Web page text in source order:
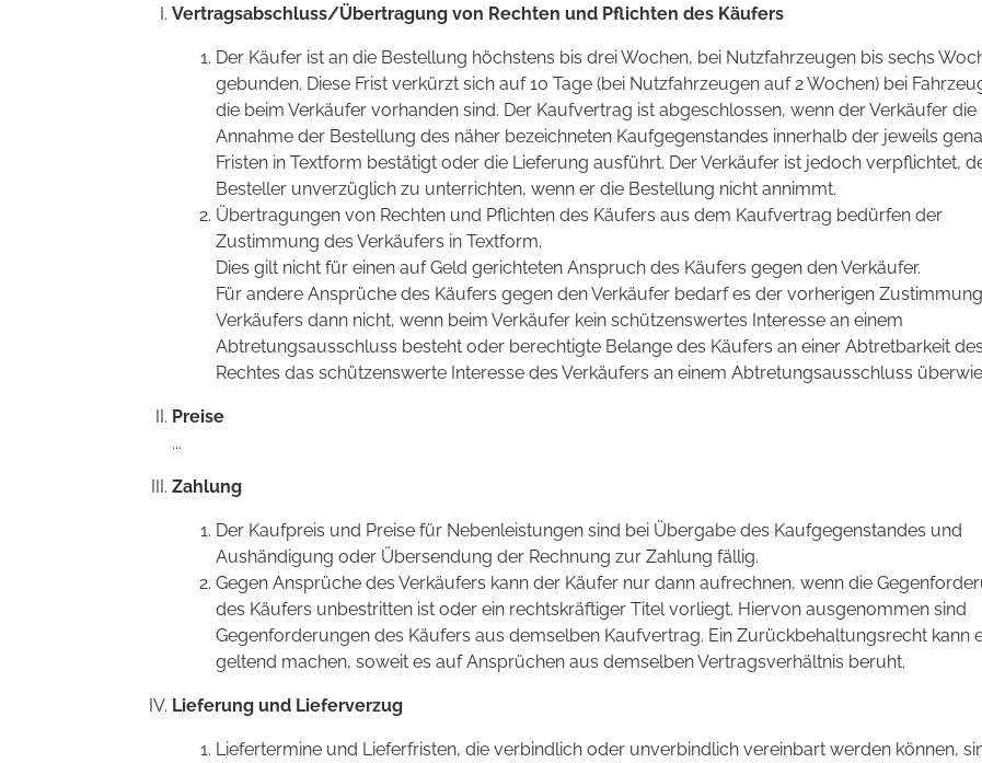
Vertragsabschluss/Übertragung von Rechten und Pflichten des Käufers
Der Käufer ist an die Bestellung höchstens bis drei Wochen, bei Nutzfahrzeugen bis sechs
gebunden. Diese Frist verkürzt sich auf 10 Tage (bei Nutzfahrzeugen auf 2 Wochen) bei
die beim Verkäufer vorhanden sind. Der Kaufvertrag ist abgeschlossen, wenn der Verkäufer die
Annahme der Bestellung des näher bezeichneten Kaufgegenstandes innerhalb der jeweils
Fristen in Textform bestätigt oder die Lieferung ausführt. Der Verkäufer ist jedoch verpflichtet,
Besteller unverzüglich zu unterrichten, wenn er die Bestellung nicht annimmt.
Übertragungen von Rechten und Pflichten des Käufers aus dem Kaufvertrag bedürfen der
Zustimmung des Verkäufers in Textform.
Dies gilt nicht für einen auf Geld gerichteten Anspruch des Käufers gegen den Verkäufer.
Für andere Ansprüche des Käufers gegen den Verkäufer bedarf es der vorherigen
Verkäufers dann nicht, wenn beim Verkäufer kein schützenswertes Interesse an einem
Abtretungsausschluss besteht oder berechtigte Belange des Käufers an einer Abtretbarkeit des
Rechtes das schützenswerte Interesse des Verkäufers an einem Abtretungsausschluss
Preise
...
Zahlung
Der Kaufpreis und Preise für Nebenleistungen sind bei Übergabe des Kaufgegenstandes und
Aushändigung oder Übersendung der Rechnung zur Zahlung fällig.
Gegen Ansprüche des Verkäufers kann der Käufer nur dann aufrechnen, wenn die
des Käufers unbestritten ist oder ein rechtskräftiger Titel vorliegt. Hiervon ausgenommen sind
Gegenforderungen des Käufers aus demselben Kaufvertrag. Ein Zurückbehaltungsrecht kann
geltend machen, soweit es auf Ansprüchen aus demselben Vertragsverhältnis beruht.
Lieferung und Lieferverzug
Liefertermine und Lieferfristen, die verbindlich oder unverbindlich vereinbart werden können,